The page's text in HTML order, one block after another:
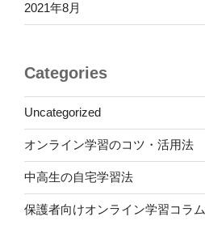
2021年8月
Categories
Uncategorized
オンライン学習のコツ・活用法
中高生の自宅学習法
保護者向けオンライン学習コラム